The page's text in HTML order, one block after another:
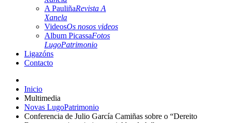
A PauliñaRevista A
Xanela
VideosOs nosos videos
Album PicassaFotos
LugoPatrimonio
Ligazóns
Contacto
Inicio
Multimedia
Novas LugoPatrimonio
Conferencia de Julio García Camiñas sobre o “Dereito